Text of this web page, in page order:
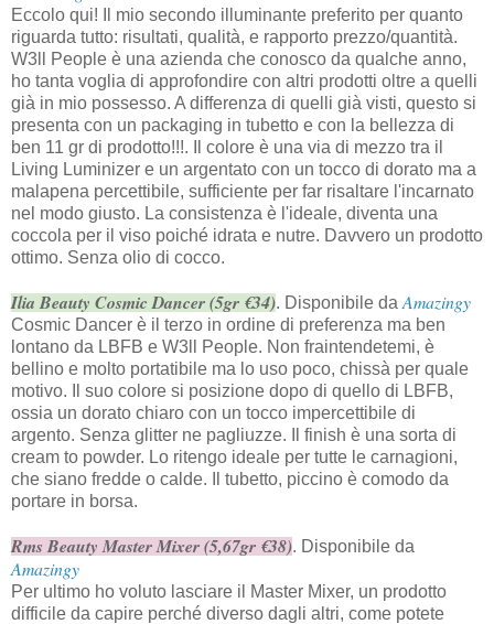
Eccolo qui! Il mio secondo illuminante preferito per quanto
riguarda tutto: risultati, qualità, e rapporto prezzo/quantità.
W3ll People è una azienda che conosco da qualche anno,
ho tanta voglia di approfondire con altri prodotti oltre a quelli
già in mio possesso. A differenza di quelli già visti, questo si
presenta con un packaging in tubetto e con la bellezza di
ben 11 gr di prodotto!!!. Il colore è una via di mezzo tra il
Living Luminizer e un argentato con un tocco di dorato ma a
malapena percettibile, sufficiente per far risaltare l'incarnato
nel modo giusto. La consistenza è l'ideale, diventa una
coccola per il viso poiché idrata e nutre. Davvero un prodotto
ottimo. Senza olio di cocco.
Ilia Beauty Cosmic Dancer (5gr €34). Disponibile da Amazingy
Cosmic Dancer è il terzo in ordine di preferenza ma ben
lontano da LBFB e W3ll People. Non fraintendetemi, è
bellino e molto portatibile ma lo uso poco, chissà per quale
motivo. Il suo colore si posizione dopo di quello di LBFB,
ossia un dorato chiaro con un tocco impercettibile di
argento. Senza glitter ne pagliuzze. Il finish è una sorta di
cream to powder. Lo ritengo ideale per tutte le carnagioni,
che siano fredde o calde. Il tubetto, piccino è comodo da
portare in borsa.
Rms Beauty Master Mixer (5,67gr €38). Disponibile da
Amazingy
Per ultimo ho voluto lasciare il Master Mixer, un prodotto
difficile da capire perché diverso dagli altri, come potete